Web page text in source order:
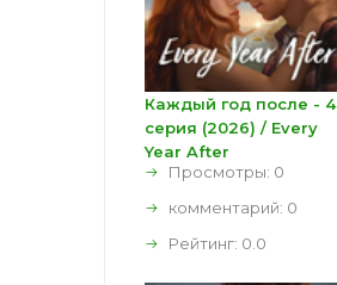
Каждый год после - 4
серия (2026) / Every
Year After
Просмотры: 0
комментарий: 0
Рейтинг: 0.0